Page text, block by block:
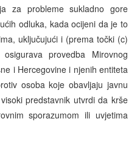
za probleme sukladno gore
odluka, kada ocijeni da je to
uključujući i (prema točki (c)
provedba Mirovnog
i Hercegovine i njenih entiteta
osoba koje obavljaju javnu
predstavnik utvrdi da krše
sporazumom ili uvjetima